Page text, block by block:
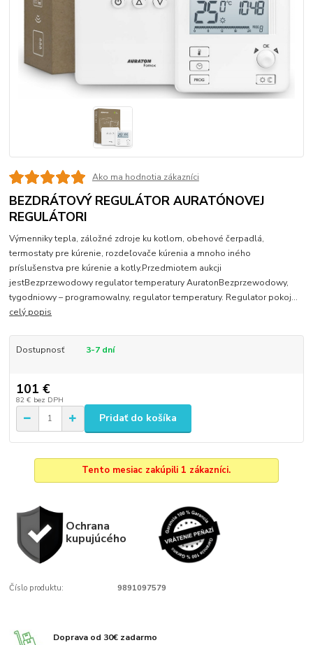
Ako ma hodnotia zákazníci
BEZDRÁTOVÝ REGULÁTOR AURATÓNOVEJ
REGULÁTORI
Výmenniky tepla, záložné zdroje ku kotlom, obehové čerpadlá,
termostaty pre kúrenie, rozdeľovače kúrenia a mnoho iného
príslušenstva pre kúrenie a kotly.Przedmiotem aukcji
jestBezprzewodowy regulator temperatury AuratonBezprzewodowy,
tygodniowy – programowalny, regulator temperatury. Regulator pokoj...
celý popis
Dostupnosť 3-7 dní
101 €
82 € bez DPH
Pridať do košíka
Tento mesiac zakúpili 1 zákazníci.
Ochrana
kupujúcého
Číslo produktu: 9891097579
Doprava od 30€ zadarmo